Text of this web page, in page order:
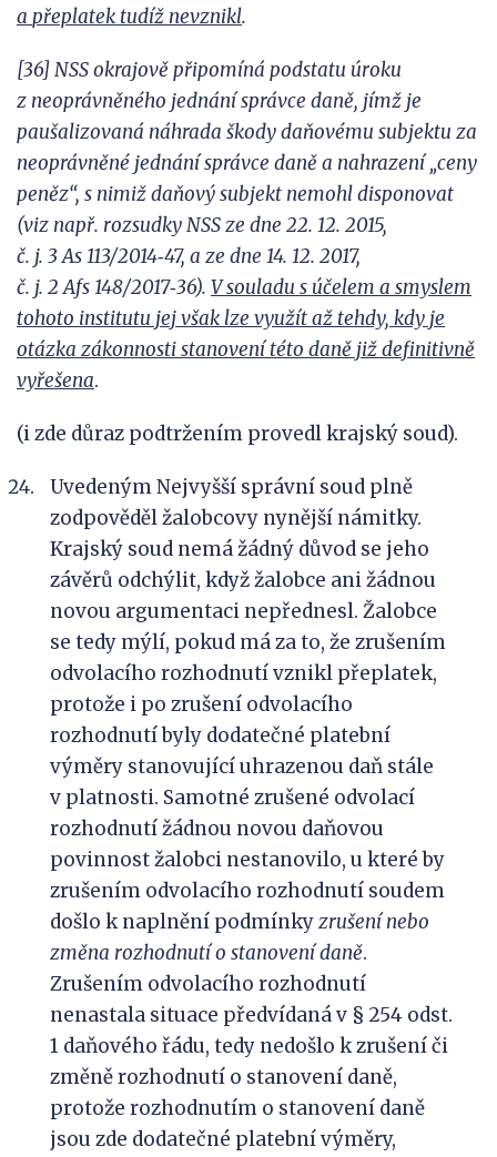
a přeplatek tudíž nevznikl.
[36] NSS okrajově připomíná podstatu úroku
z neoprávněného jednání správce daně, jímž je
paušalizovaná náhrada škody daňovému subjektu za
neoprávněné jednání správce daně a nahrazení „ceny
peněz“, s nimiž daňový subjekt nemohl disponovat
(viz např. rozsudky NSS ze dne 22. 12. 2015,
č. j. 3 As113/2014‑47, a ze dne 14. 12. 2017,
č. j. 2 Afs148/2017‑36). Vsouladu s účelem a smyslem
tohoto institutu jej však lze využít až tehdy, kdy je
otázka zákonnosti stanovení této daně již definitivně
vyřešena.
(i zde důraz podtržením provedl krajský soud).
Uvedeným Nejvyšší správní soud plně
zodpověděl žalobcovy nynější námitky.
Krajský soud nemá žádný důvod se jeho
závěrů odchýlit, když žalobce ani žádnou
novou argumentaci nepřednesl. Žalobce
se tedy mýlí, pokud má za to, že zrušením
odvolacího rozhodnutí vznikl přeplatek,
protože i po zrušení odvolacího
rozhodnutí byly dodatečné platební
výměry stanovující uhrazenou daň stále
v platnosti. Samotné zrušené odvolací
rozhodnutí žádnou novou daňovou
povinnost žalobci nestanovilo, u které by
zrušením odvolacího rozhodnutí soudem
došlo k naplnění podmínkyzrušení nebo
změna rozhodnutí o stanovení daně.
Zrušením odvolacího rozhodnutí
nenastala situace předvídaná v § 254 odst.
1 daňového řádu, tedy nedošlo k zrušení či
změně rozhodnutí o stanovení daně,
protože rozhodnutím o stanovení daně
jsou zde dodatečné platební výměry,